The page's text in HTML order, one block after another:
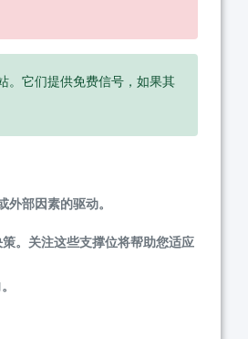
。它们提供免费信号，如果其
部因素的驱动。
。关注这些支撑位将帮助您适应